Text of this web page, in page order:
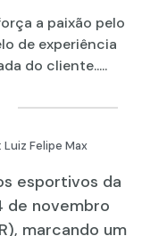
a paixão pelo
de experiência
do cliente.....
Luiz Felipe Max
esportivos da
de novembro
marcando um